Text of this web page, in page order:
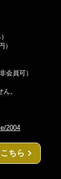
）
員可）
。
2004
ちら